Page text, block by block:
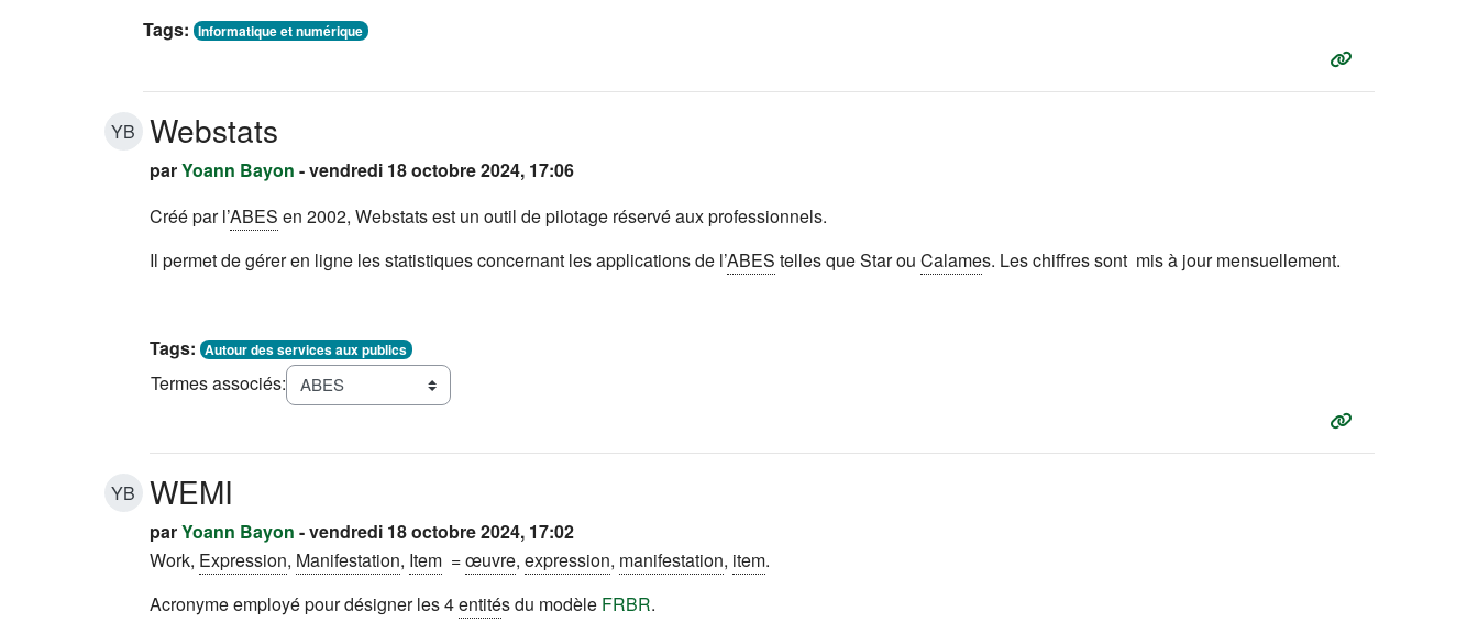
Tags: Informatique et numérique
YB Webstats
parYoann Bayon - vendredi 18 octobre 2024, 17:06
Créé par l’ABES en 2002, Webstats est un outil de pilotage réservé aux professionnels.
Il permet de gérer en ligne les statistiques concernant les applications de l’ABES telles que Star ou Calames. Les chiffres sont mis à jour mensuellement.
Tags: Autour des services aux publics
Termes associés:
YB WEMI
parYoann Bayon - vendredi 18 octobre 2024, 17:02
Work, Expression, Manifestation, Item=œuvre, expression, manifestation, item.
Acronyme employé pour désigner les 4entités du modèle FRBR.